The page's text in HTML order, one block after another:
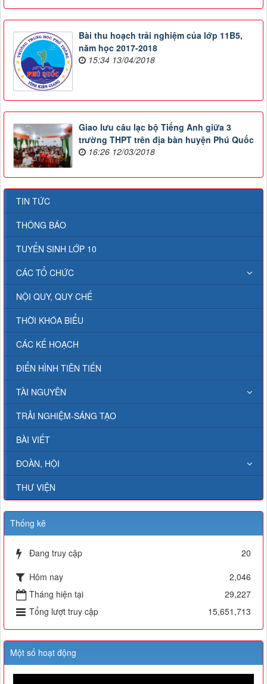
Bài thu hoạch trải nghiệm của lớp 11B5,
năm học 2017-2018
15:34 13/04/2018
Giao lưu câu lạc bộ Tiếng Anh giữa 3
trường THPT trên địa bàn huyện Phú Quốc
16:26 12/03/2018
TIN TỨC
THÔNG BÁO
TUYỂN SINH LỚP 10
CÁC TỔ CHỨC
NỘI QUY, QUY CHẾ
THỜI KHÓA BIỂU
CÁC KẾ HOẠCH
ĐIỂN HÌNH TIÊN TIẾN
TÀI NGUYÊN
TRẢI NGHIỆM-SÁNG TẠO
BÀI VIẾT
ĐOÀN, HỘI
THƯ VIỆN
Thống kê
Đang truy cập
20
Hôm nay
2,046
Tháng hiện tại
29,227
Tổng lượt truy cập
15,651,713
Một số hoạt động